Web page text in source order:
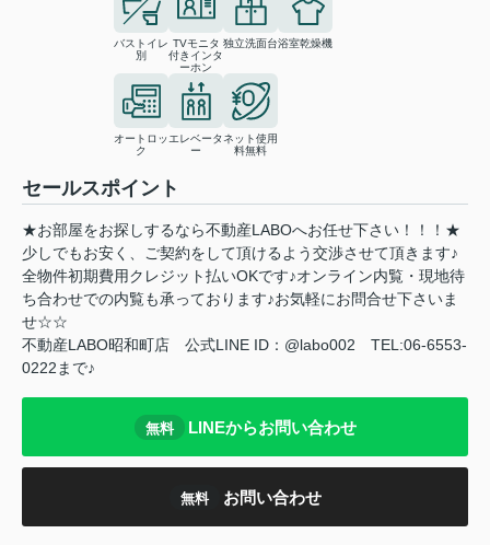
バストイレ
別
TVモニタ
付きインタ
ーホン
独立洗面台浴室乾燥機
オートロッ
ク
エレベータ
ー
ネット使用
料無料
セールスポイント
★お部屋をお探しするなら不動産LABOへお任せ下さい！！！★
少しでもお安く、ご契約をして頂けるよう交渉させて頂きます♪
全物件初期費用クレジット払いOKです♪オンライン内覧・現地待
ち合わせでの内覧も承っております♪お気軽にお問合せ下さいま
せ☆☆
不動産LABO昭和町店 公式LINE ID：@labo002 TEL:06-6553-
0222まで♪
無料 LINEからお問い合わせ
無料 お問い合わせ